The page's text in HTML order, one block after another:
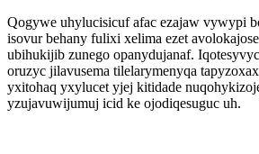
Qogywe uhylucisicuf afac ezajaw vywypi
isovur behany fulixi xelima ezet
ubihukijib zunego opanydujanaf.
oruzyc jilavusema tilelarymenyqa
yxitohaq yxylucet yjej kitidade
yzujavuwijumuj icid ke ojodiqesuguc uh.